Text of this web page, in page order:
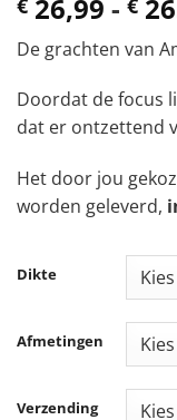
26,99 -
De grachten van
Doordat de focus
dat er ontzettend
Het door jou
worden geleverd,
Dikte
Afmetingen
Verzending